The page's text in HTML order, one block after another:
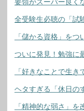
全受験生必聴の「試
「儲かる資格」をつ
ついに発見！勉強に
「好きなことで生
ヘタすぎる「休日の
「精神的な弱さ」